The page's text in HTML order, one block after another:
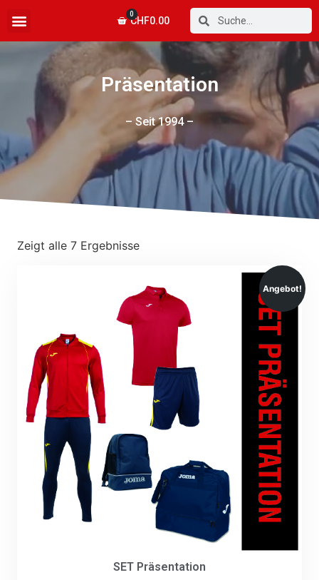
CHF0.00
0
Präsentation
– Seit 1994 –
Zeigt alle 7 Ergebnisse
Angebot!
SET Präsentation